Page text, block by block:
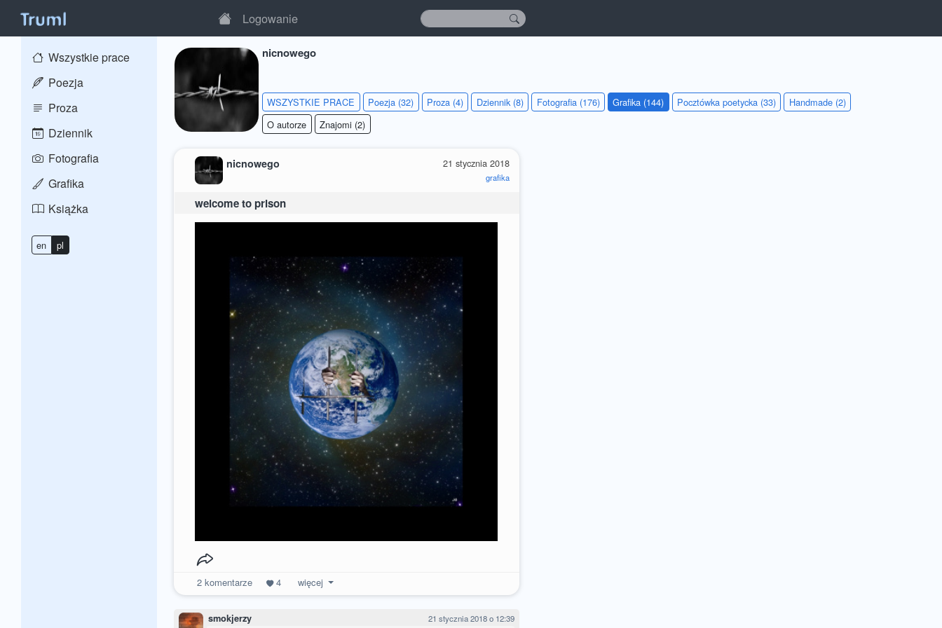
Logowanie
Wszystkie prace
Poezja
Proza
Dziennik
Fotografia
Grafika
Książka
en pl
nicnowego
WSZYSTKIE PRACE Poezja (32) Proza (4) Dziennik (8) Fotografia (176) Grafika (144) Pocztówka poetycka (33)
Handmade (2)
O autorze
Znajomi (2)
21 stycznia 2018
grafika
nicnowego
welcome to prison
2komentarze 4 więcej
smokjerzy 21 stycznia 2018 o 12:39